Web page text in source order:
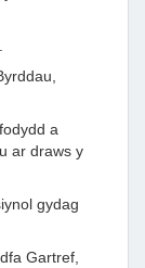
a
ar draws y
gydag
Gartref,